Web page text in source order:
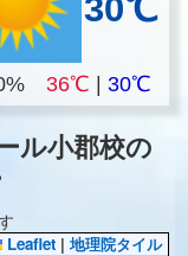
30℃
36℃ |30℃
ル小郡校の
Leaflet | 地理院タイル